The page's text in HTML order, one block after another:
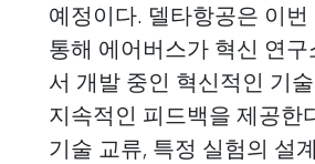
예정이다. 델타항공은 이
통해 에어버스가 혁신 연구
서 개발 중인 혁신적인 기
지속적인 피드백을 제공한
기술 교류, 특정 실험의 설